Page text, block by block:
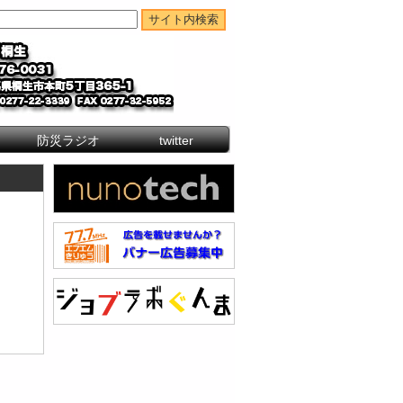
防災ラジオ twitter